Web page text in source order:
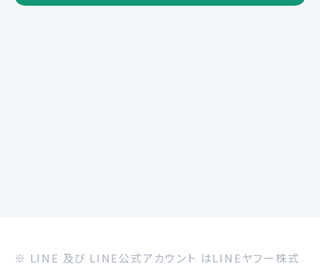
※ LINE 及び LINE公式アカウント はLINEヤフー株式